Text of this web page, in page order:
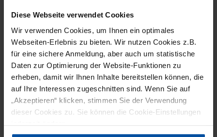
Diese Webseite verwendet Cookies
Wir verwenden Cookies, um Ihnen ein optimales
Webseiten-Erlebnis zu bieten. Wir nutzen Cookies z.B.
für eine sichere Anmeldung, aber auch um statistische
Daten zur Optimierung der Website-Funktionen zu
erheben, damit wir Ihnen Inhalte bereitstellen können, die
auf Ihre Interessen zugeschnitten sind. Wenn Sie auf
„Akzeptieren“ klicken, stimmen Sie der Verwendung
dieser Cookies zu. Sie können die Cookie-Einstellungen
jederzeit ändern.
Kartonfabrik von Metsä Board in Husum (Schweden) ist
abgeschlossen. Mit der Modernisierung der
Kartonmaschine 1 wurde die jährliche Leistungsfähigkeit
auf 600.000 Tonnen erhöht. Sie ist die größte und
modernste Kartonmaschine in Europa und stärkt die
Position des Unternehmens als Anbieter von
Faltschachtelkarton.